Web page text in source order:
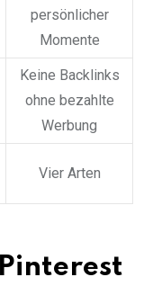
persönlicher
Momente
Keine Backlinks
ohne bezahlte
Werbung
Vier Arten